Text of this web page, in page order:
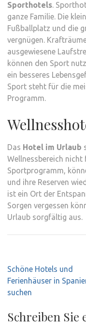
Sporthotels.
ganze Familie. Die
Fußballplatz und die
vergnügen.
ausgewiesene
können den Sport
ein besseres
Sport steht für die
Programm.
Das Hotel im Urlaub
Wellnessbereich nicht
Sportprogramm,
und ihre Reserven
ist ein Ort der
Sorgen vergessen
Urlaub sorgfältig aus.
Beitrags-
Navigation
Schöne Hotels und
Ferienhäuser in
suchen
Schreiben Sie